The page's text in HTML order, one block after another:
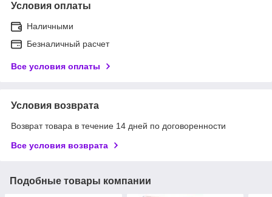
Условия оплаты
Наличными
Безналичный расчет
Все условия оплаты
Условия возврата
Возврат товара в течение 14 дней по договоренности
Все условия возврата
Подобные товары компании